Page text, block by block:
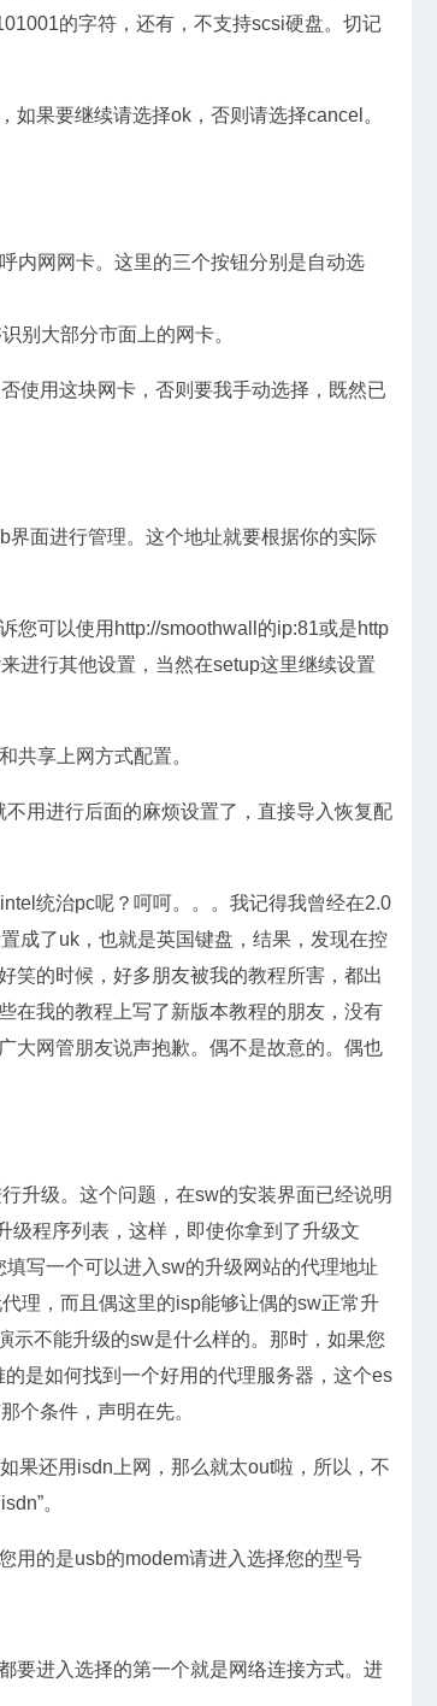
的字符，还有，不支持scsi硬盘。切记
果要继续请选择ok，否则请选择cancel。
内网网卡。这里的三个按钮分别是自动选
别大部分市面上的网卡。
使用这块网卡，否则要我手动选择，既然已
面进行管理。这个地址就要根据你的实际
您可以使用http://smoothwall的ip:81或是http
进行其他设置，当然在setup这里继续设置
共享上网方式配置。
用进行后面的麻烦设置了，直接导入恢复配
统治pc呢？呵呵。。。我记得我曾经在2.0
成了uk，也就是英国键盘，结果，发现在控
笑的时候，好多朋友被我的教程所害，都出
在我的教程上写了新版本教程的朋友，没有
大网管朋友说声抱歉。偶不是故意的。偶也
升级。这个问题，在sw的安装界面已经说明
级程序列表，这样，即使你拿到了升级文
写一个可以进入sw的升级网站的代理地址
理，而且偶这里的isp能够让偶的sw正常升
示不能升级的sw是什么样的。那时，如果您
是如何找到一个好用的代理服务器，这个es
个条件，声明在先。
果还用isdn上网，那么就太out啦，所以，不
。
用的是usb的modem请进入选择您的型号
要进入选择的第一个就是网络连接方式。进